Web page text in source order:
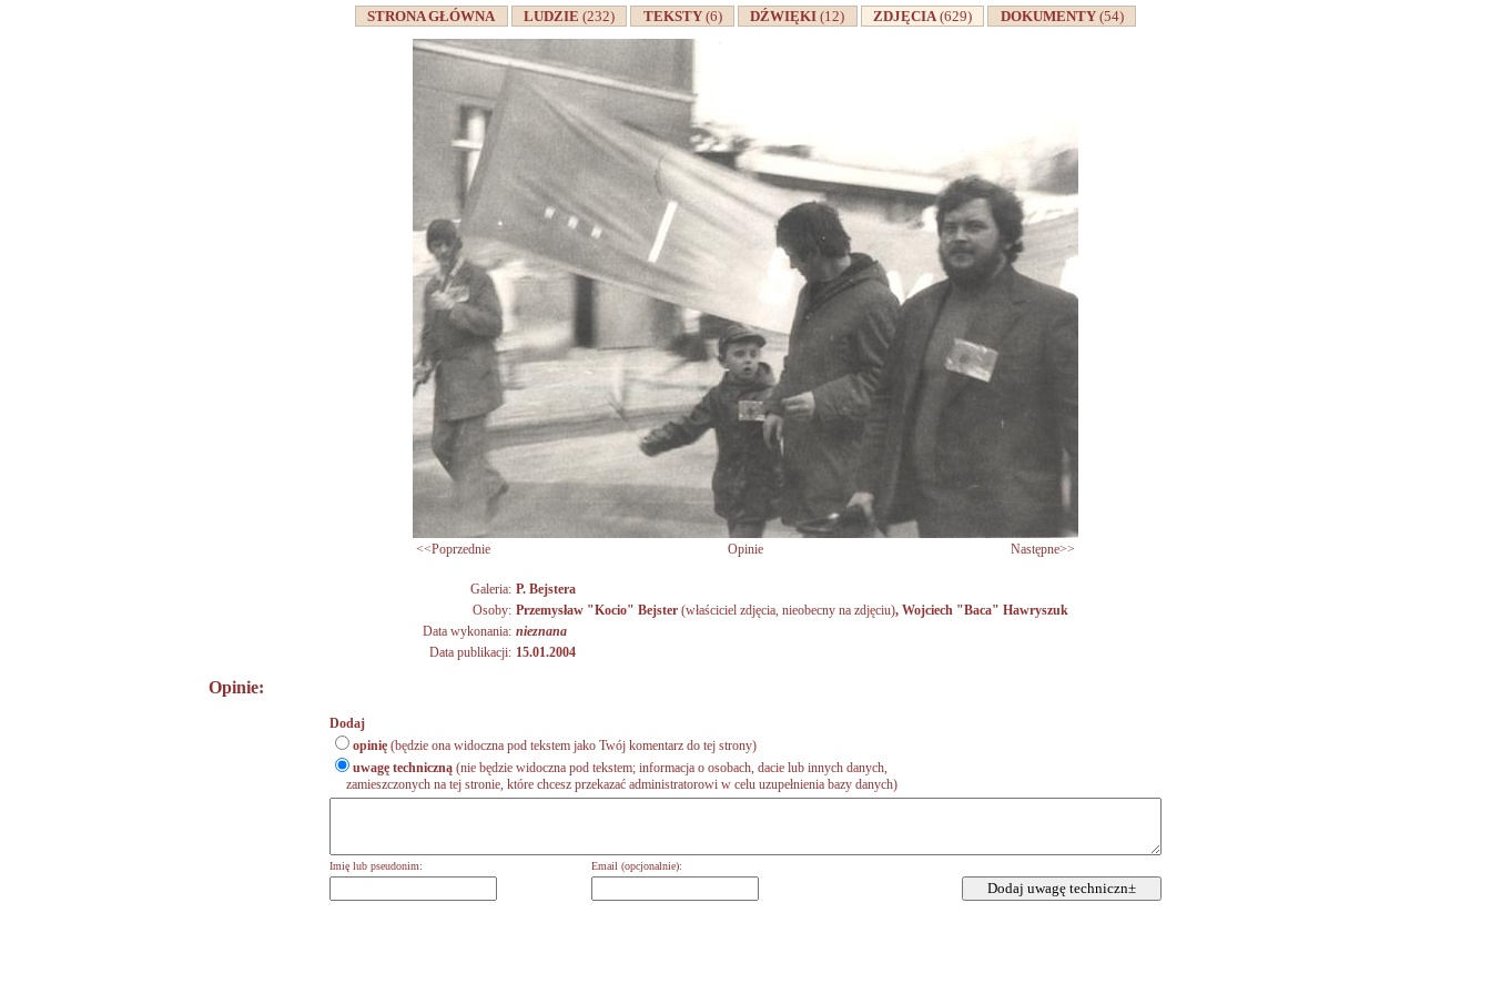
STRONA GŁÓWNA LUDZIE(232) TEKSTY (6) DŹWIĘKI(12) ZDJĘCIA(629) DOKUMENTY (54)
<<Poprzednie Opinie Następne>>
Galeria: P. Bejstera
Osoby: Przemysław "Kocio" Bejster (właściciel zdjęcia, nieobecny na zdjęciu), Wojciech "Baca" Hawryszuk
Data wykonania: nieznana
Data publikacji: 15.01.2004
Opinie:
Dodaj
opinię (będzie ona widoczna pod tekstem jako Twój komentarz do tej strony)
uwagę techniczną (nie będzie widoczna pod tekstem; informacja o osobach, dacie lub innych danych,
zamieszczonych na tej stronie, które chcesz przekazać administratorowi w celu uzupełnienia bazy danych)
Imię lub pseudonim: Email (opcjonalnie):